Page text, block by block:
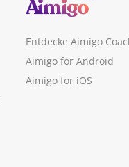
Entdecke Aimigo
Aimigo for Android
Aimigo for iOS